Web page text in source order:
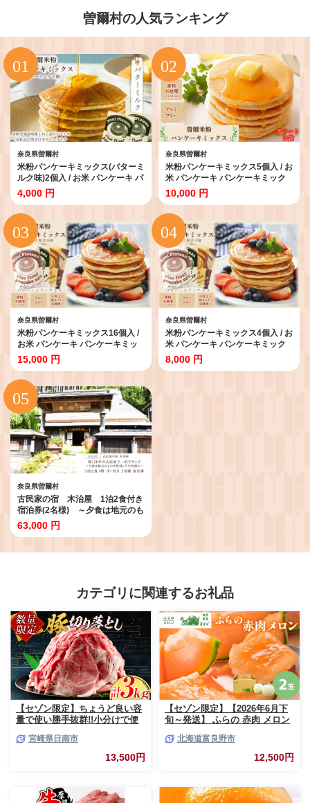
曽爾村の人気ランキング
奈良県曽爾村
米粉パンケーキミックス(バターミ
ルク味)2個入 / お米 パンケーキ パ
ンケーキミックス 小麦粉不使用
朝食 おうち時間 手作り 手作りパ
ンケーキ
4,000 円
奈良県曽爾村
米粉パンケーキミックス5個入 / お
米 パンケーキ パンケーキミック
ス 小麦粉不使用 朝食 おうち時間
手作り 手作りパンケーキ 10000
円 寄付
10,000 円
奈良県曽爾村
米粉パンケーキミックス16個入 /
お米 パンケーキ パンケーキミッ
クス 小麦粉不使用 朝食 おうち時
間 手作り 手作りパンケーキ
15000円 寄付
15,000 円
奈良県曽爾村
米粉パンケーキミックス4個入 / お
米 パンケーキ パンケーキミック
ス 小麦粉不使用 朝食 おうち時間
手作り 手作りパンケーキ 8000円
8,000 円
奈良県曽爾村
古民家の宿 木治屋 1泊2食付き
宿泊券(2名様) ～夕食は地元のも
のをふんだんに使った 川魚懐石～
/ 奈良県 宿泊 古民家 鮎 宿泊券1泊
63,000 円
カテゴリに関連するお礼品
【セゾン限定】ちょうど良い容
量で使い勝手抜群!!小分けで便
3kg お肉 豚肉 ポーク 国産 小分
け 真空パック 個包装 万能食材
おすすめ おかず 食品 炒め物 お
ぶ 焼肉 お祝い 記念日 ギフト
贈り物 贈答 プレゼント おすそ
宮崎県日南市
13,500円
【セゾン限定】【2026年6月下
旬～発送】 ふらの 赤肉 メロン
市 (相馬農園) メロン フルーツ
果物 新鮮 甘い 贈り物 ギフト
道産 ジューシー おやつ ふらの
北海道富良野市
12,500円